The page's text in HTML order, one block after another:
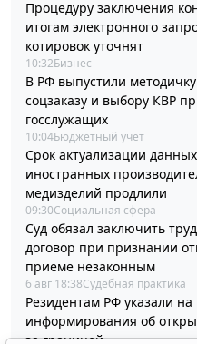
Процедуру заключения
итогам электронного
котировок уточнят
10:32Бизнес
В РФ выпустили
соцзаказу и выбору КВР
госслужащих
10:04Бюджетный учет
Срок актуализации
иностранных
медизделий продлили
09:30Социальная сфера
Суд обязал заключить
договор при признании
приеме незаконным
6 авг 18:38Судебная практика
Резидентам РФ указали
информирования об
за границей